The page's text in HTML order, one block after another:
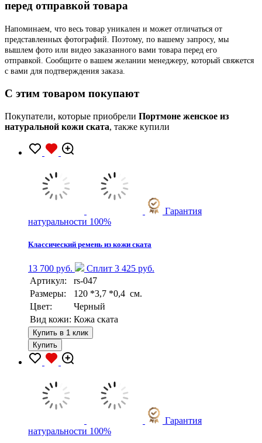
перед отправкой товара
Напоминаем, что весь товар уникален и может отличаться от
представленных фотографий. Поэтому, по вашему запросу, мы
вышлем фото или видео заказанного вами товара перед его
отправкой. Сообщите о вашем желании менеджеру, который свяжется
с вами для подтверждения заказа.
C этим товаром покупают
Покупатели, которые приобрели Портмоне женское из
натуральной кожи ската, также купили
Гарантия
натуральности 100%
Классический ремень из кожи ската
13 700 руб.
Сплит 3 425 руб.
Артикул:
rs-047
Размеры:
120 *3,7 *0,4 см.
Цвет:
Черный
Вид кожи: Кожа ската
Купить в 1 клик
Купить
Гарантия
натуральности 100%